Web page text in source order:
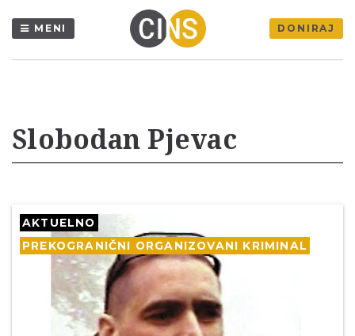
MENI DONIRAJ
Slobodan Pjevac
AKTUELNO
PREKOGRANIČNI ORGANIZOVANI KRIMINAL